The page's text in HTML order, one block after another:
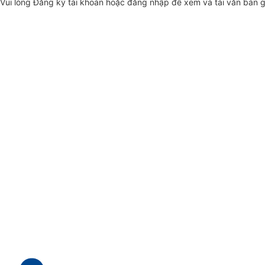
Vui lòngĐăng ký tài khoản hoặc đăng nhập để xem và tải văn bản